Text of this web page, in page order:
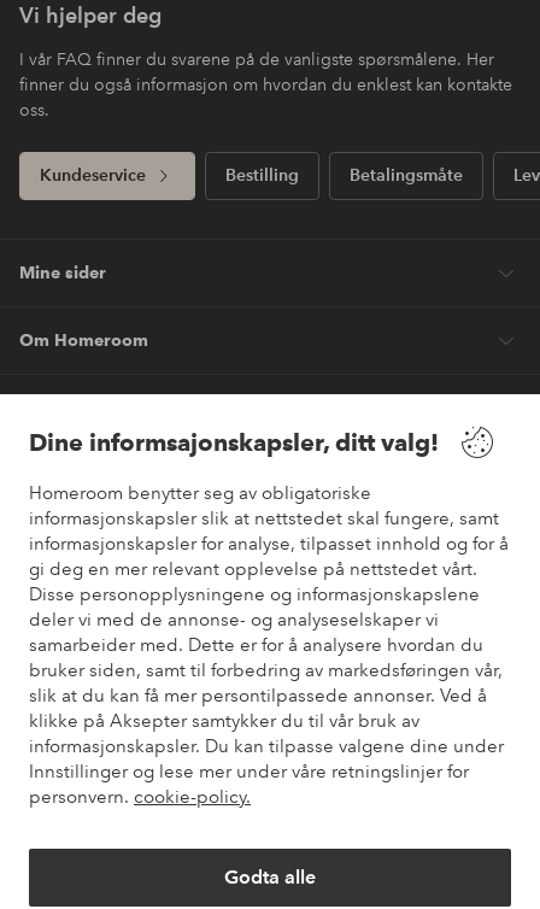
Dine informsajonskapsler, ditt valg!
Homeroom benytter seg av obligatoriske
informasjonskapsler slik at nettstedet skal fungere, samt
informasjonskapsler for analyse, tilpasset innhold og for å
gi deg en mer relevant opplevelse på nettstedet vårt.
Disse personopplysningene og informasjonskapslene
deler vi med de annonse- og analyseselskaper vi
samarbeider med. Dette er for å analysere hvordan du
bruker siden, samt til forbedring av markedsføringen vår,
slik at du kan få mer persontilpassede annonser. Ved å
klikke på Aksepter samtykker du til vår bruk av
informasjonskapsler. Du kan tilpasse valgene dine under
Innstillinger og lese mer under våre retningslinjer for
personvern. cookie-policy.
Godta alle
Vi hjelper deg
I vår FAQ finner du svarene på de vanligste spørsmålene. Her
finner du også informasjon om hvordan du enklest kan kontakte
oss.
Kundeservice Bestilling Betalingsmåte
Mine sider
Om Homeroom
Venner
Sikre betalinger
Vil du vite mer om våre betalingsalternativer?
elpy